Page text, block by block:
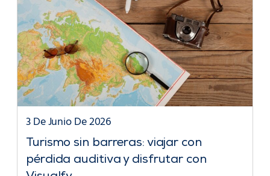
Turismo sin barreras: viajar con
pérdida auditiva y disfrutar con
3 De Junio De 2026